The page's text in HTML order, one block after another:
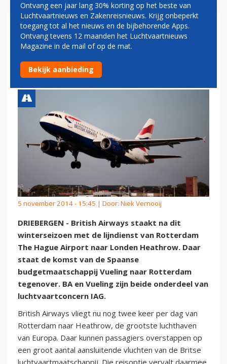
ROTTERDAM VERLIEST
HEATHROW-ROUTE, MAAR
KRIJGT VUELING ERBIJ
5 november 2014 - 15:45 | Door: Niek Vernooij
DRIEBERGEN - British Airways staakt na dit
winterseizoen met de lijndienst van Rotterdam
The Hague Airport naar Londen Heathrow. Daar
staat de komst van de Spaanse
budgetmaatschappij Vueling naar Rotterdam
tegenover. BA en Vueling zijn beide onderdeel van
luchtvaartconcern IAG.
British Airways vliegt nu nog twee keer per dag van
Rotterdam naar Heathrow, de grootste luchthaven
van Europa. Daar kunnen passagiers overstappen op
een groot aantal aansluitende vluchten van de Britse
Ontvang een jaar lang 30% korting op het beste van
Luchtvaartnieuws en Zakenreisnieuws. Krijg onbeperkt
toegang tot al het nieuws en de bijbehorende Apps.
Ontvang tevens 12 maanden het Luchtvaartnieuws
Magazine in de mail of op de mat.
Bekijk aanbieding